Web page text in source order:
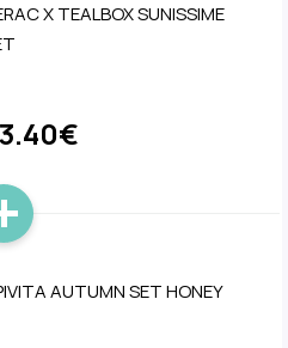
X TEALBOX SUNISSIME
AUTUMN SET HONEY